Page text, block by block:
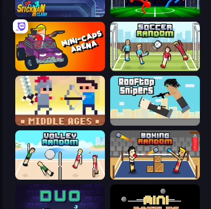
Stickman Clash Ragdoll Soccer 2 Players
Mini-Caps: Arena Soccer Random
Castle Wars: Middle Ages Rooftop Snipers
Volley Random Boxing Random